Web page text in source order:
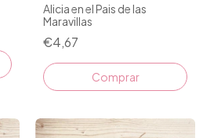
Alicia en el Pais de las
Maravillas
€4,67
Comprar